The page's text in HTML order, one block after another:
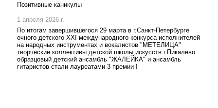
Позитивные каникулы
1 апреля 2026 г.
По итогам завершившегося 29 марта в г.Санкт-Петербурге
очного детского XXI международного конкурса исполнителей
на народных инструментах и вокалистов "МЕТЕЛИЦА"
творческие коллективы детской школы искусств г.Пикалёво
образцовый детский ансамбль "ЖАЛЕЙКА" и ансамбль
гитаристов стали лауреатами 3 премии !